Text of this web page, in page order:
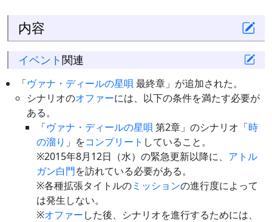
内容
イベント関連
「ヴァナ・ディールの星唄 最終章」が追加された。
シナリオのオファーには、以下の条件を満たす必要が
ある。
「ヴァナ・ディールの星唄 第2章」のシナリオ「時
の溜り 」をコンプリート していること。
※2015年8月12日（水）の緊急更新以降に、 アトル
ガン白門を訪れている必要がある。
※各種拡張タイトルのミッションの進行度によって
は発生しない。
※オファーした後、シナリオを進行するためには、